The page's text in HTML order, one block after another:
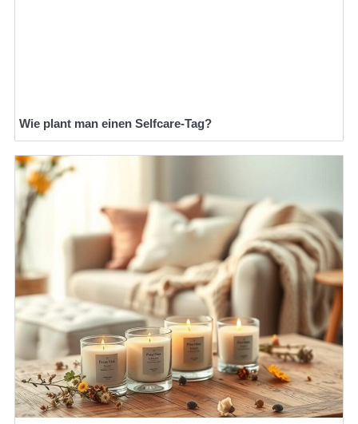
Wie plant man einen Selfcare-Tag?